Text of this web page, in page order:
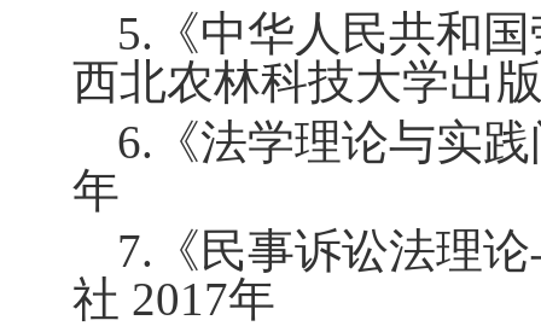
5. 《中华人民共和
西北农林科技大学出
6. 《法学理论与实
年
7. 《民事诉讼法理
社 2017年